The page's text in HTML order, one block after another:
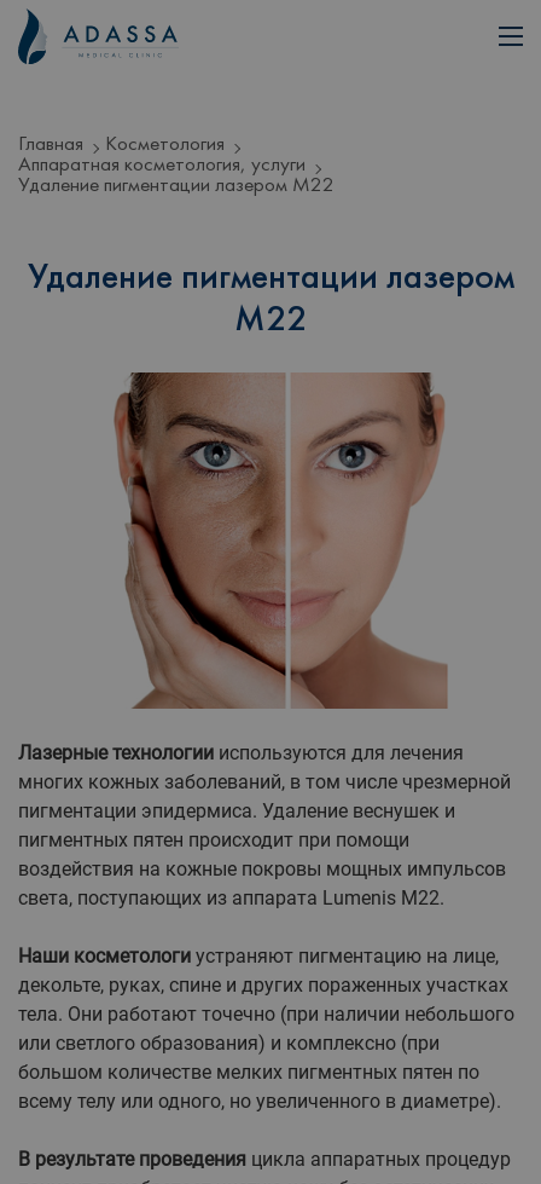
Главная
Косметология
Аппаратная косметология, услуги
Удаление пигментации лазером М22
Удаление пигментации лазером
М22
Лазерные технологии используются для лечения
многих кожных заболеваний, в том числе чрезмерной
пигментации эпидермиса. Удаление веснушек и
пигментных пятен происходит при помощи
воздействия на кожные покровы мощных импульсов
света, поступающих из аппарата Lumenis M22.
Наши косметологи устраняют пигментацию на лице,
декольте, руках, спине и других пораженных участках
тела. Они работают точечно (при наличии небольшого
или светлого образования) и комплексно (при
большом количестве мелких пигментных пятен по
всему телу или одного, но увеличенного в диаметре).
В результате проведения цикла аппаратных процедур